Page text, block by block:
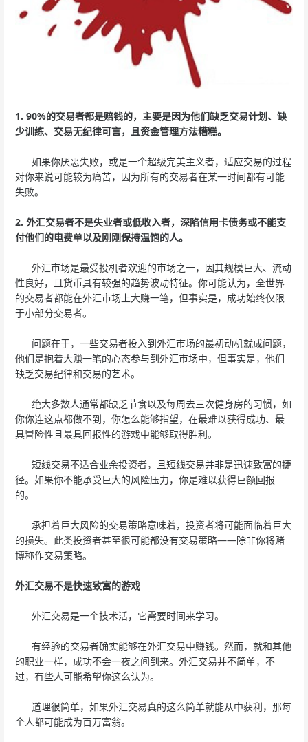
1. 90%的交易者都是赔钱的，主要是因为他们缺乏交易计划、缺
少训练、交易无纪律可言，且资金管理方法糟糕。
如果你厌恶失败，或是一个超级完美主义者，适应交易的过程
对你来说可能较为痛苦，因为所有的交易者在某一时间都有可能
失败。
2. 外汇交易者不是失业者或低收入者，深陷信用卡债务或不能支
付他们的电费单以及刚刚保持温饱的人。
外汇市场是最受投机者欢迎的市场之一，因其规模巨大、流动
性良好，且货币具有较强的趋势波动特征。你可能认为，全世界
的交易者都能在外汇市场上大赚一笔，但事实是，成功始终仅限
于小部分交易者。
问题在于，一些交易者投入到外汇市场的最初动机就成问题，
他们是抱着大赚一笔的心态参与到外汇市场中，但事实是，他们
缺乏交易纪律和交易的艺术。
绝大多数人通常都缺乏节食以及每周去三次健身房的习惯，如
你你连这点都做不到，你怎么能够指望，在最难以获得成功、最
具冒险性且最具回报性的游戏中能够取得胜利。
短线交易不适合业余投资者，且短线交易并非是迅速致富的捷
径。如果你不能承受巨大的风险压力，你是难以获得巨额回报
的。
承担着巨大风险的交易策略意味着，投资者将可能面临着巨大
的损失。此类投资者甚至很可能都没有交易策略——除非你将赌
博称作交易策略。
外汇交易不是快速致富的游戏
外汇交易是一个技术活，它需要时间来学习。
有经验的交易者确实能够在外汇交易中赚钱。然而，就和其他
的职业一样，成功不会一夜之间到来。外汇交易并不简单，不
过，有些人可能希望你这么认为。
道理很简单，如果外汇交易真的这么简单就能从中获利，那每
个人都可能成为百万富翁。